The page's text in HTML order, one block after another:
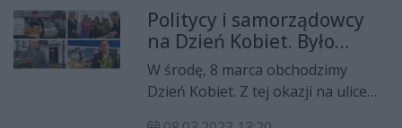
dalszą część jubileuszowego roku
oraz o tym, jak Zwoleń chce łączyć
tradycję z nowoczesnym rozwojem.
również fotowoltaika. Nie
zabraknie też prac wewnątrz
budynku.
Politycy i samorządowcy
na Dzień Kobiet. Było
rozdawanie kwiatów na
ulicy
W środę, 8 marca obchodzimy
Dzień Kobiet. Z tej okazji na ulice